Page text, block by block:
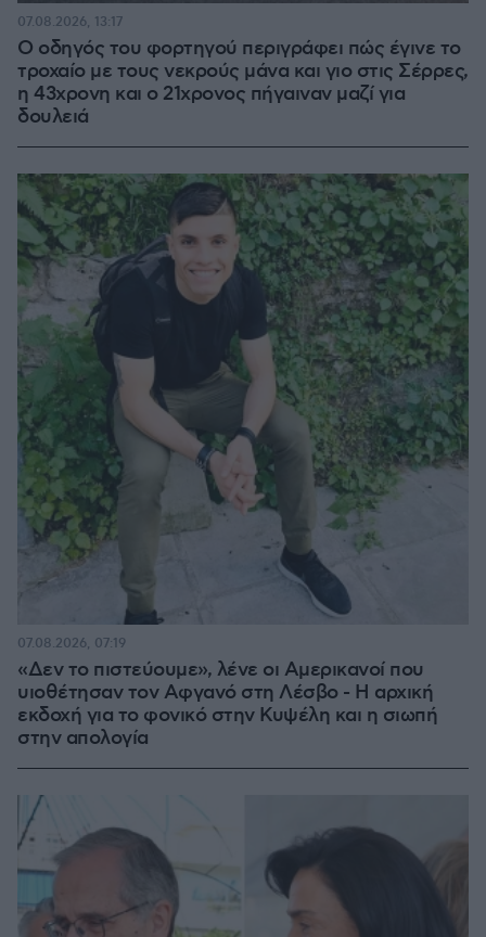
Ο οδηγός του φορτηγού περιγράφει πώς έγινε το
τροχαίο με τους νεκρούς μάνα και γιο στις Σέρρες,
η 43χρονη και ο 21χρονος πήγαιναν μαζί για
δουλειά
07.08.2026, 13:17
«Δεν το πιστεύουμε», λένε οι Αμερικανοί που
υιοθέτησαν τον Αφγανό στη Λέσβο - Η αρχική
εκδοχή για το φονικό στην Κυψέλη και η σιωπή
στην απολογία
07.08.2026, 07:19